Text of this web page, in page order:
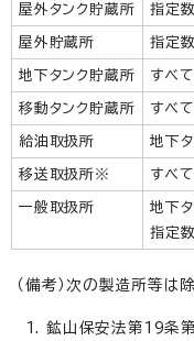
屋外タンク貯蔵所 指定
屋外貯蔵所 指定
地下タンク貯蔵所 すべ
移動タンク貯蔵所 すべ
給油取扱所 地下
移送取扱所※ すべ
一般取扱所
地下
指定
（備考）次の製造所等は除
鉱山保安法第19条